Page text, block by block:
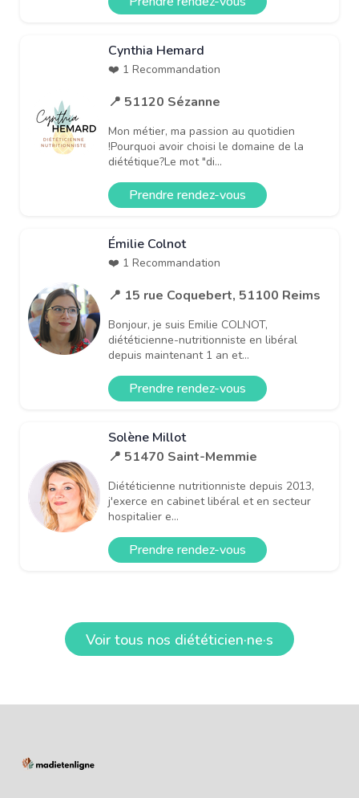
Cynthia Hemard
❤️ 1 Recommandation
📍 51120 Sézanne
Mon métier, ma passion au quotidien
!Pourquoi avoir choisi le domaine de la
diététique?Le mot "di...
Prendre rendez-vous
Émilie Colnot
❤️ 1 Recommandation
📍 15 rue Coquebert, 51100 Reims
Bonjour, je suis Emilie COLNOT,
diététicienne-nutritionniste en libéral
depuis maintenant 1 an et...
Prendre rendez-vous
Solène Millot
📍 51470 Saint-Memmie
Diététicienne nutritionniste depuis 2013,
j'exerce en cabinet libéral et en secteur
hospitalier e...
Prendre rendez-vous
Voir tous nos diététicien·ne·s